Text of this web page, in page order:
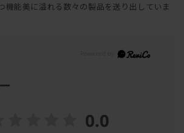
機能美に溢れる数々の製品を送り出していま
0.0